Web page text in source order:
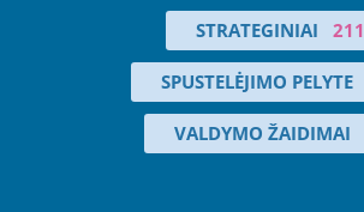
STRATEGINIAI 211
SPUSTELĖJIMO PELYTE
VALDYMO ŽAIDIMAI